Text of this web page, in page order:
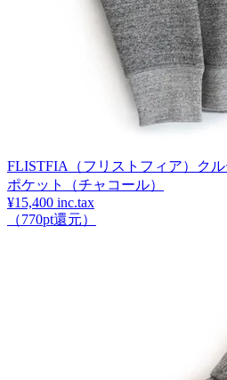
FLISTFIA（フリストフィア）ク
ポケット（チャコール）
¥15,400 inc.tax
（770pt還元）